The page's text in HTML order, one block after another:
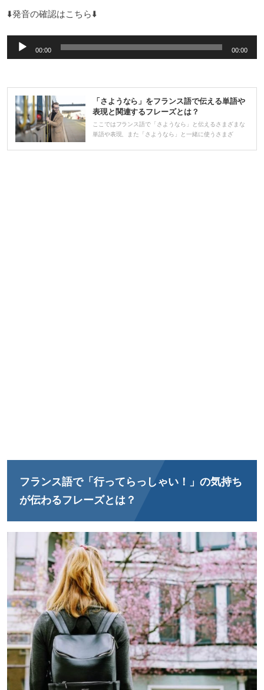
⬇️発音の確認はこちら⬇️
声
ー
ヤ
ー
00:00 00:00
「さようなら」をフランス語で伝える単語や
表現と関連するフレーズとは？
ここではフランス語で「さようなら」と伝えるさまざまな
単語や表現、また「さようなら」と一緒に使うさまざ
フランス語で「行ってらっしゃい！」の気持ち
が伝わるフレーズとは？